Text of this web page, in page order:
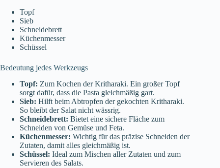
Topf
Sieb
Schneidebrett
Küchenmesser
Schüssel
Bedeutung jedes Werkzeugs
Topf: Zum Kochen der Kritharaki. Ein großer Topf
sorgt dafür, dass die Pasta gleichmäßig gart.
Sieb: Hilft beim Abtropfen der gekochten Kritharaki.
So bleibt der Salat nicht wässrig.
Schneidebrett: Bietet eine sichere Fläche zum
Schneiden von Gemüse und Feta.
Küchenmesser: Wichtig für das präzise Schneiden der
Zutaten, damit alles gleichmäßig ist.
Schüssel: Ideal zum Mischen aller Zutaten und zum
Servieren des Salats.